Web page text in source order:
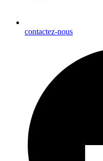
contactez-nous